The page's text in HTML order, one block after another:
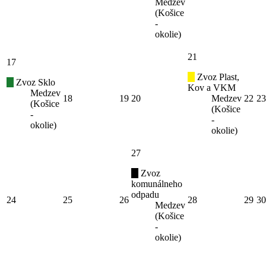
(Košice
-
okolie)
17
Zvoz Sklo
Medzev
(Košice
-
okolie)
18 19 20
21
Zvoz Plast,
Kov a VKM
Medzev
(Košice
-
okolie)
22 23
24 25 26
27
Zvoz
komunálneho
odpadu
Medzev
(Košice
-
okolie)
28 29 30